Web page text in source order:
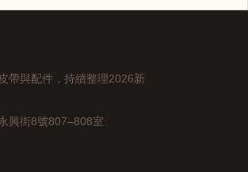
帶與配件，持續整理2026新
興街8號807–808室